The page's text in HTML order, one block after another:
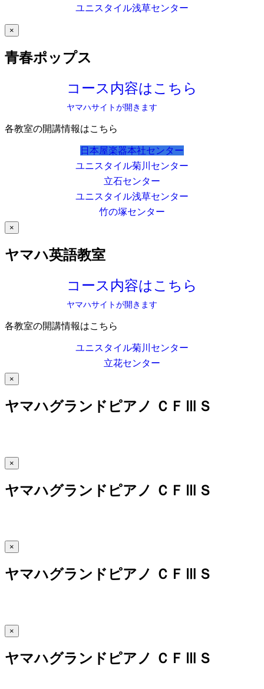
ユニスタイル浅草センター
×
青春ポップス
コース内容はこちら
ヤマハサイトが開きます
各教室の開講情報はこちら
日本屋楽器本社センター
ユニスタイル菊川センター
立石センター
ユニスタイル浅草センター
竹の塚センター
×
ヤマハ英語教室
コース内容はこちら
ヤマハサイトが開きます
各教室の開講情報はこちら
ユニスタイル菊川センター
立花センター
×
ヤマハグランドピアノ ＣＦⅢＳ
×
ヤマハグランドピアノ ＣＦⅢＳ
×
ヤマハグランドピアノ ＣＦⅢＳ
×
ヤマハグランドピアノ ＣＦⅢＳ